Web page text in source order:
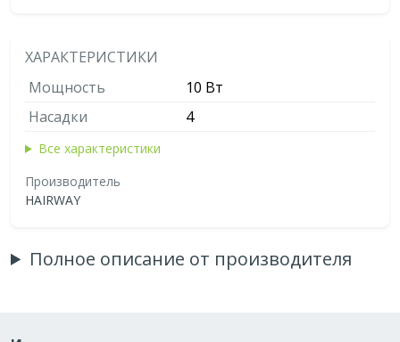
ХАРАКТЕРИСТИКИ
Мощность
10 Bт
Насадки
4
Все характеристики
Производитель
HAIRWAY
Полное описание от производителя